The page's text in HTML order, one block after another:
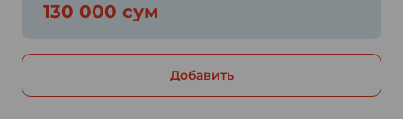
130 000 сум
Добавить